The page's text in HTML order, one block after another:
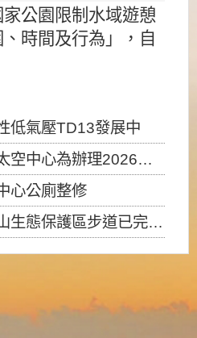
公園限制水域遊憩
時間及行為」，自
低氣壓TD13發展中
台灣盃火箭競賽，陸、海、空域警戒及協調相關事宜，因颱風備案事宜
心公廁整修
完成修復，自115年7月13日（星期一）起恢復開放入園，歡迎民眾依規定申請入園....